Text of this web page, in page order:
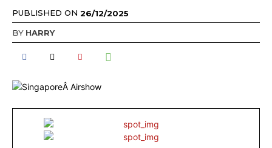
PUBLISHED ON 26/12/2025
BY HARRY